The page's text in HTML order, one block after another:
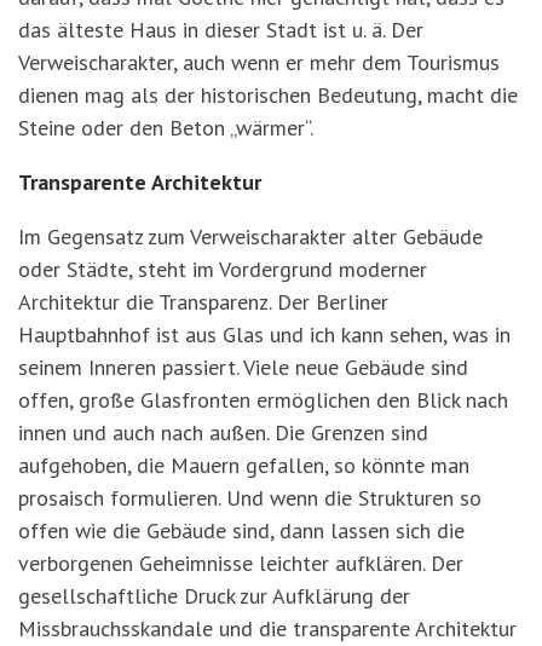
das älteste Haus in dieser Stadt ist u. ä. Der
Verweischarakter, auch wenn er mehr dem Tourismus
dienen mag als der historischen Bedeutung, macht die
Steine oder den Beton „wärmer“.
Transparente Architektur
Im Gegensatz zum Verweischarakter alter Gebäude
oder Städte, steht im Vordergrund moderner
Architektur die Transparenz. Der Berliner
Hauptbahnhof ist aus Glas und ich kann sehen, was in
seinem Inneren passiert. Viele neue Gebäude sind
offen, große Glasfronten ermöglichen den Blick nach
innen und auch nach außen. Die Grenzen sind
aufgehoben, die Mauern gefallen, so könnte man
prosaisch formulieren. Und wenn die Strukturen so
offen wie die Gebäude sind, dann lassen sich die
verborgenen Geheimnisse leichter aufklären. Der
gesellschaftliche Druck zur Aufklärung der
Missbrauchsskandale und die transparente Architektur